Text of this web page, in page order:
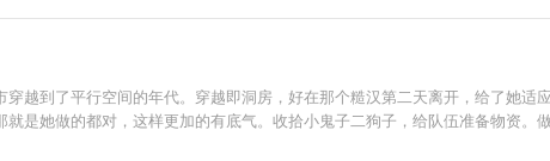
越到了平行空间的年代。穿越即洞房，好在那个糙汉第二天离开，给了她适
是她做的都对，这样更加的有底气。收拾小鬼子二狗子，给队伍准备物资